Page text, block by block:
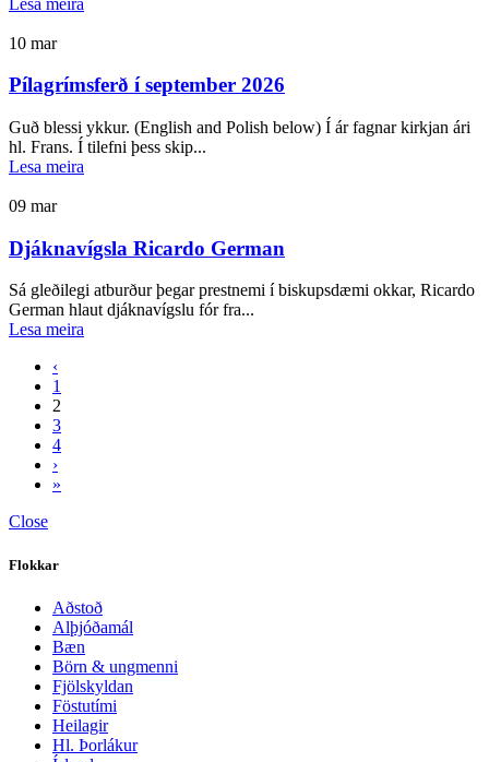
10 mar
Pílagrímsferð í september 2026
Guð blessi ykkur. (English and Polish below) Í ár fagnar kirkjan ári
hl. Frans. Í tilefni þess skip...
Lesa meira
09 mar
Djáknavígsla Ricardo German
Sá gleðilegi atburður þegar prestnemi í biskupsdæmi okkar, Ricardo
German hlaut djáknavígslu fór fra...
Lesa meira
‹
1
2
3
4
›
»
Close
Flokkar
Aðstoð
Alþjóðamál
Bæn
Börn & ungmenni
Fjölskyldan
Föstutími
Heilagir
Hl. Þorlákur